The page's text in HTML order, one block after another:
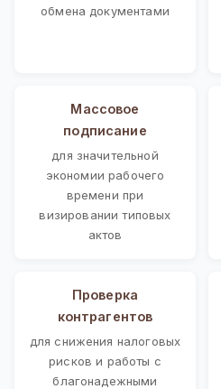
обмена документами
Массовое
подписание
для значительной
экономии рабочего
времени при
визировании типовых
актов
Проверка
контрагентов
для снижения налоговых
рисков и работы с
благонадежными